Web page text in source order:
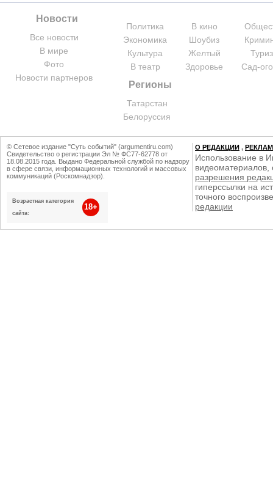
Новости
Все новости
В мире
Фото
Новости партнеров
Политика
Экономика
Культура
В театр
В кино
Шоубиз
Желтый
Здоровье
Сад-
Регионы
Татарстан
Белоруссия
© Сетевое издание "Суть событий" (argumentiru.com)
Свидетельство о регистрации Эл № ФС77-62778 от
18.08.2015 года. Выдано Федеральной службой по надзору
в сфере связи, информационных технологий и массовых
коммуникаций (Роскомнадзор).
Возрастная категория
сайта:
18+
О РЕДАКЦИИ ,
Использование в
видеоматериалов,
разрешения
гиперссылки на
точного
редакции